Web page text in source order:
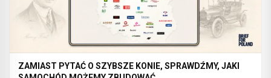
ZAMIAST PYTAĆ O SZYBSZE KONIE, SPRAWDŹMY, JAKI